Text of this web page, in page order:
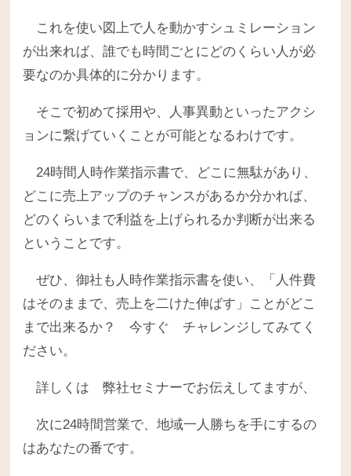
これを使い図上で人を動かすシュミレーション
が出来れば、誰でも時間ごとにどのくらい人が必
要なのか具体的に分かります。
そこで初めて採用や、人事異動といったアクシ
ョンに繋げていくことが可能となるわけです。
24時間人時作業指示書で、どこに無駄があり、
どこに売上アップのチャンスがあるか分かれば、
どのくらいまで利益を上げられるか判断が出来る
ということです。
ぜひ、御社も人時作業指示書を使い、「人件費
はそのままで、売上を二けた伸ばす」ことがどこ
まで出来るか？ 今すぐ チャレンジしてみてく
ださい。
詳しくは 弊社セミナーでお伝えしてますが、
次に24時間営業で、地域一人勝ちを手にするの
はあなたの番です。